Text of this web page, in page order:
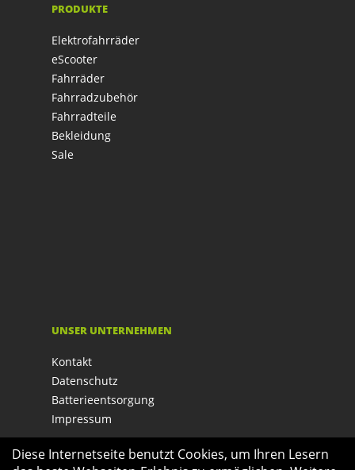
PRODUKTE
Elektrofahrräder
eScooter
Fahrräder
Fahrradzubehör
Fahrradteile
Bekleidung
Sale
UNSER UNTERNEHMEN
Kontakt
Datenschutz
Batterieentsorgung
Impressum
Diese Internetseite benutzt Cookies, um Ihren Lesern